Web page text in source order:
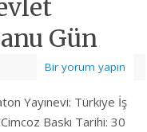
Gün
Bir yorum yapın
Türkiye İş
Baskı Tarihi: 30